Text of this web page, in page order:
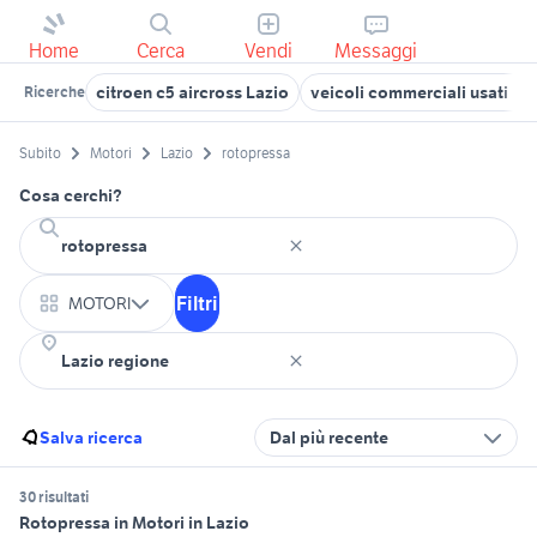
Home Cerca Vendi Messaggi
Ricerche citroen c5 aircross Lazio veicoli commerciali usati
Subito Motori Lazio rotopressa
Cosa cerchi?
MOTORI Filtri
Salva ricerca Dal più recente
30 risultati
Rotopressa in Motori in Lazio